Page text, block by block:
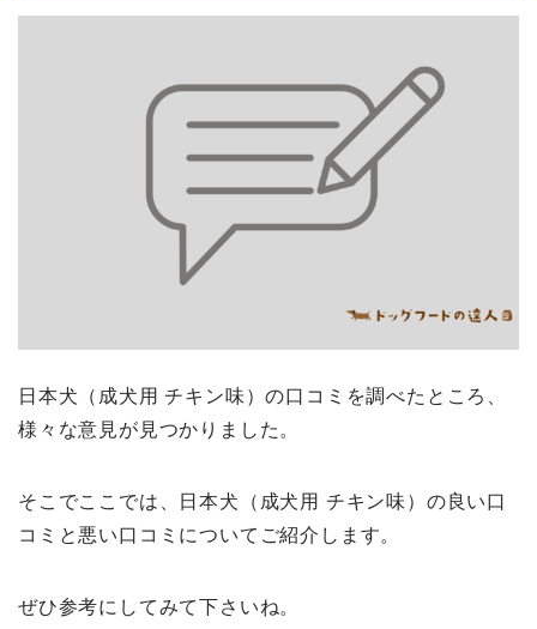
日本犬（成犬用 チキン味）の口コミを調べたところ、
様々な意見が見つかりました。
そこでここでは、日本犬（成犬用 チキン味）の良い口
コミと悪い口コミについてご紹介します。
ぜひ参考にしてみて下さいね。